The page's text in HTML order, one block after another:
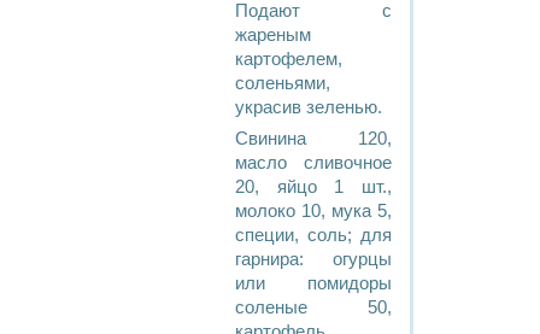
Подают с
жареным
картофелем,
соленьями,
украсив зеленью.
Свинина 120,
масло сливочное
20, яйцо 1 шт.,
молоко 10, мука 5,
специи, соль; для
гарнира: огурцы
или помидоры
соленые 50,